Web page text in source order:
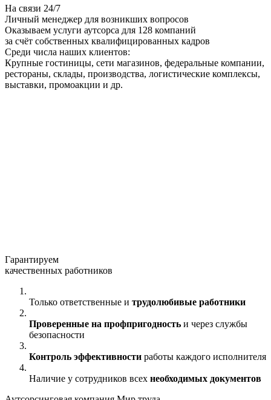
На связи 24/7
Личный менеджер для возникших вопросов
Оказываем услуги аутсорса для 128 компаний
за счёт собственных квалифицированных кадров
Среди числа наших клиентов:
Крупные гостиницы, сети магазинов, федеральные компании,
рестораны, склады, производства, логистические комплексы,
выставки, промоакции и др.
Гарантируем
качественных работников
Только ответственные и трудолюбивые работники
Проверенные на профпригодность и через службы
безопасности
Контроль эффективности работы каждого исполнителя
Наличие у сотрудников всех необходимых документов